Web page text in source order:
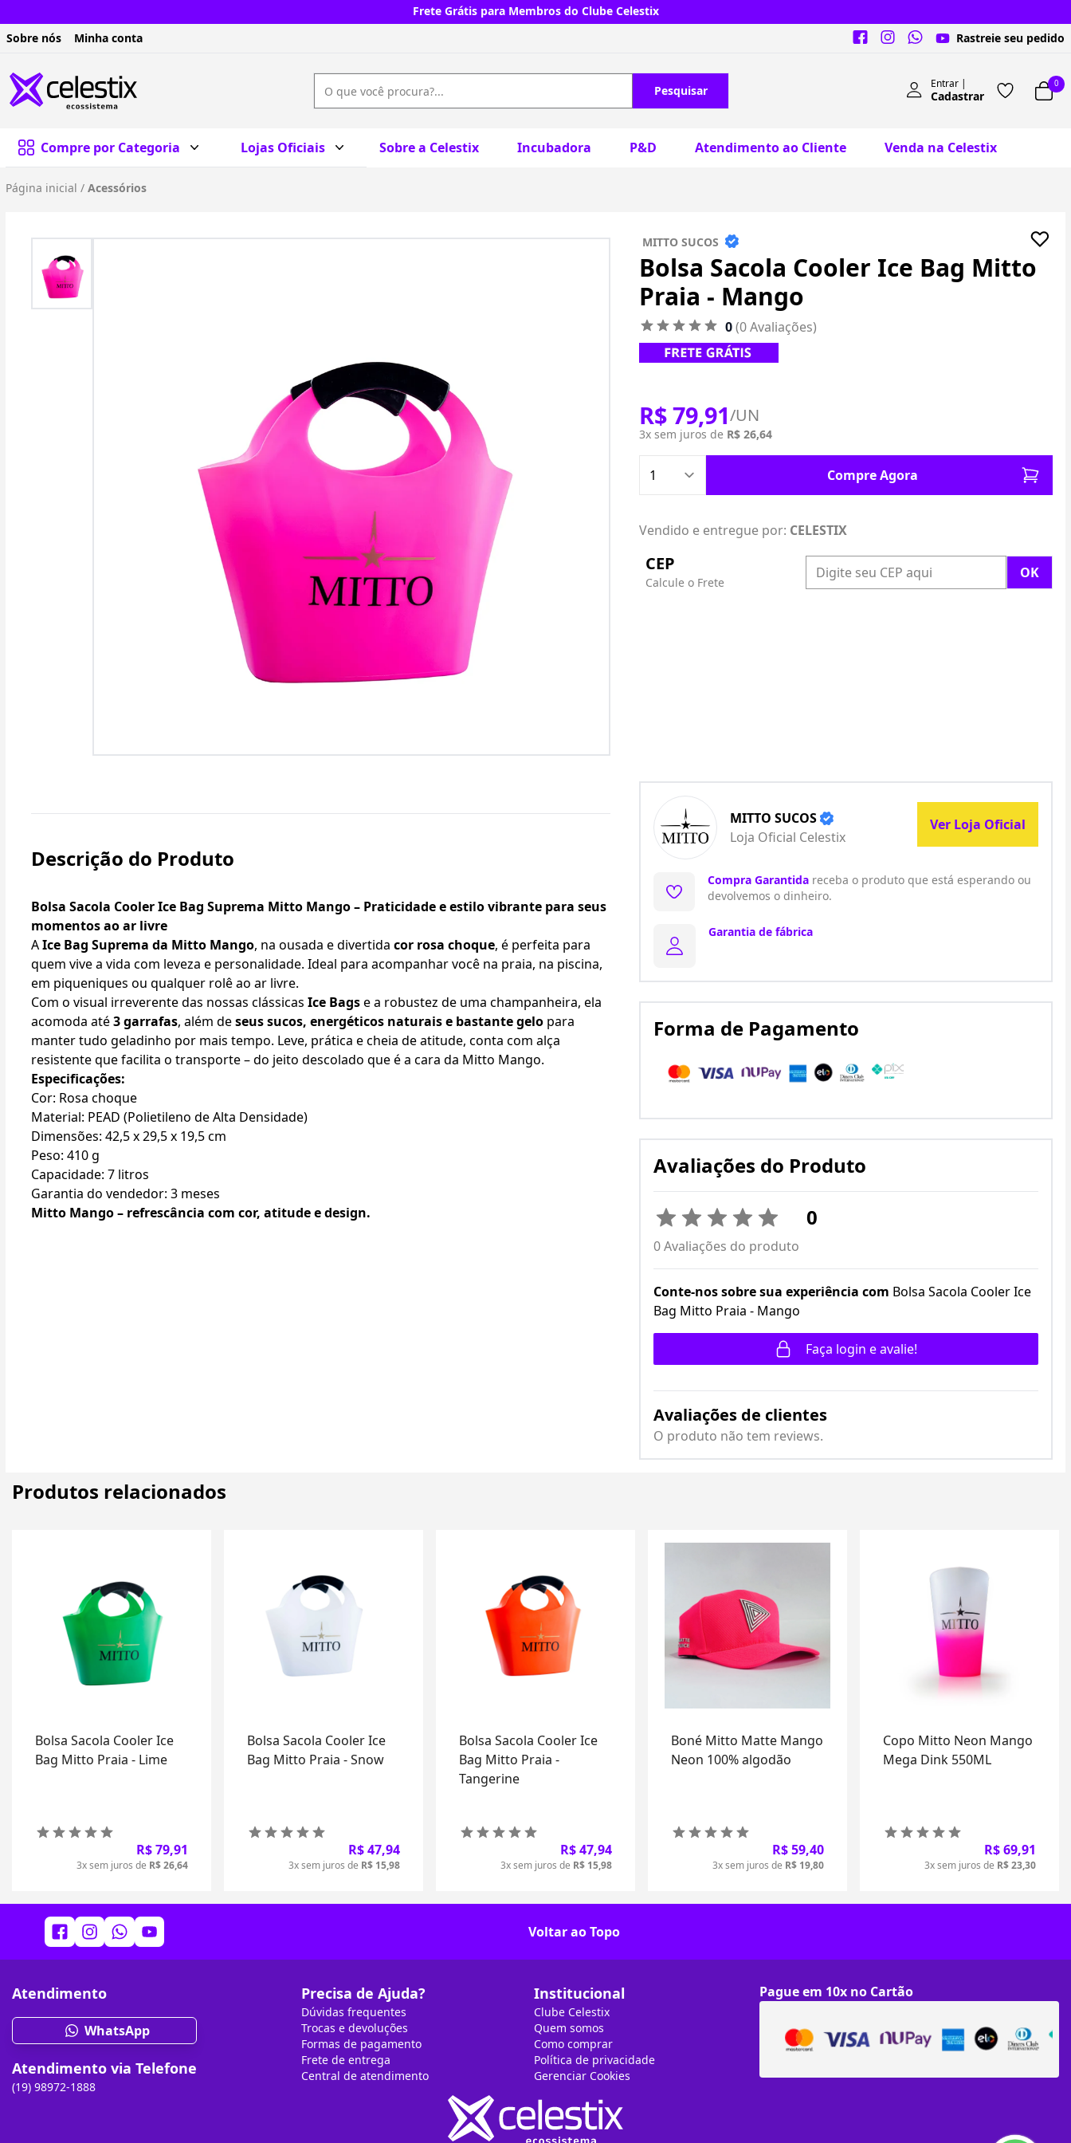
Frete Grátis para Membros do Clube Celestix
Sobre nós
Minha conta Rastreie seu pedido
Pesquisar Entrar |
Cadastrar
0
Compre por Categoria Lojas Oficiais Sobre a Celestix Incubadora P&D Atendimento ao Cliente Venda na Celestix
Página inicial / Acessórios
MITTO SUCOS
Bolsa Sacola Cooler Ice Bag Mitto
Praia - Mango
0(0 Avaliações)
R$ 79,91/UN
3x sem juros de R$ 26,64
Compre Agora
Vendido e entregue por: CELESTIX
CEP
Calcule o Frete
Descrição do Produto
Bolsa Sacola Cooler Ice Bag Suprema Mitto Mango – Praticidade e estilo vibrante para seus
momentos ao ar livre
AIce Bag Suprema da Mitto Mango, na ousada e divertida cor rosa choque, é perfeita para
quem vive a vida com leveza e personalidade. Ideal para acompanhar você na praia, na piscina,
em piqueniques ou qualquer rolê ao ar livre.
Com o visual irreverente das nossas clássicas Ice Bagse a robustez de uma champanheira, ela
acomoda até3 garrafas, além deseus sucos, energéticos naturais e bastante gelo para
manter tudo geladinho por mais tempo. Leve, prática e cheia de atitude, conta com alça
resistente que facilita o transporte – do jeito descolado que é a cara da Mitto Mango.
Especificações:
Cor: Rosa choque
Material: PEAD (Polietileno de Alta Densidade)
Dimensões: 42,5 x 29,5 x 19,5 cm
Peso: 410 g
Capacidade: 7 litros
Garantia do vendedor: 3 meses
Mitto Mango – refrescância com cor, atitude e design.
MITTO SUCOS
Loja Oficial Celestix
Ver Loja Oficial
Compra Garantidareceba o produto que está esperando ou
devolvemos o dinheiro.
Garantia de fábrica
Forma de Pagamento
Avaliações do Produto
0
0 Avaliações do produto
Conte-nos sobre sua experiência com Bolsa Sacola Cooler Ice
Bag Mitto Praia - Mango
Faça login e avalie!
Avaliações de clientes
O produto não tem reviews.
Produtos relacionados
Bolsa Sacola Cooler Ice
Bag Mitto Praia - Lime
R$ 79,91
3x sem juros de R$ 26,64
Bolsa Sacola Cooler Ice
Bag Mitto Praia - Snow
R$ 47,94
3x sem juros de R$ 15,98
Bolsa Sacola Cooler Ice
Bag Mitto Praia -
Tangerine
R$ 47,94
3x sem juros de R$ 15,98
Boné Mitto Matte Mango
Neon 100% algodão
R$ 59,40
3x sem juros de R$ 19,80
Copo Mitto Neon Mango
Mega Dink 550ML
R$ 69,91
3x sem juros de R$ 23,30
Voltar ao Topo
Atendimento
WhatsApp
Atendimento via Telefone
(19) 98972-1888
Precisa de Ajuda?
Dúvidas frequentes
Trocas e devoluções
Formas de pagamento
Frete de entrega
Central de atendimento
Institucional
Clube Celestix
Quem somos
Como comprar
Política de privacidade
Gerenciar Cookies
Pague em 10x no Cartão